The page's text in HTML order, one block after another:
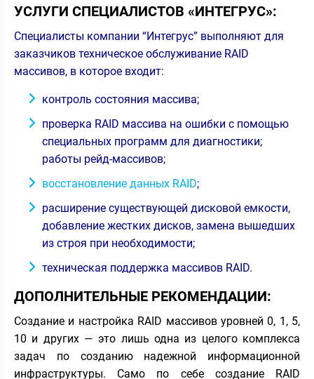
УСЛУГИ СПЕЦИАЛИСТОВ «ИНТЕГРУС»:
Специалисты компании “Интегрус” выполняют для
заказчиков техническое обслуживание RAID
массивов, в которое входит:
контроль состояния массива;
проверка RAID массива на ошибки с помощью
специальных программ для диагностики;
работы рейд-массивов;
восстановление данных RAID;
расширение существующей дисковой емкости,
добавление жестких дисков, замена вышедших
из строя при необходимости;
техническая поддержка массивов RAID.
ДОПОЛНИТЕЛЬНЫЕ РЕКОМЕНДАЦИИ:
Создание и настройка RAID массивов уровней 0, 1, 5,
10 и других — это лишь одна из целого комплекса
задач по созданию надежной информационной
инфраструктуры. Само по себе создание RAID